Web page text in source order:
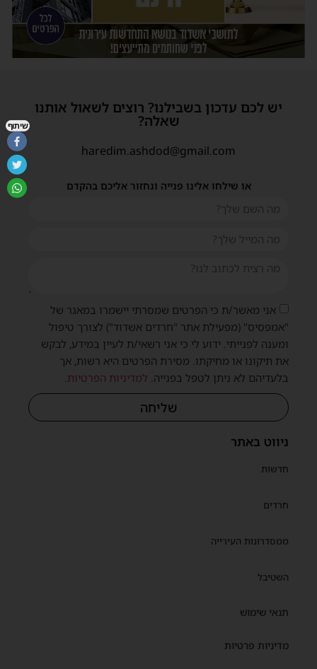
ניווט באתר
חדשות
חרדים
ממסדרונות העירייה
השטיבל
תנאי שימוש
מדיניות פרטיות
יש לכם עדכון בשבילנו? רוצים לשאול אותנו
שאלה?
haredim.ashdod@gmail.com
או שילחו אלינו פנייה ונחזור אליכם בהקדם
אני מאשר/ת כי הפרטים שמסרתי יישמרו במאגר של
"אמפסיס" (מפעילת אתר "חרדים אשדוד") לצורך טיפול
ומענה לפנייתי. ידוע לי כי אני רשאי/ת לעיין במידע, לבקש
את תיקונו או מחיקתו. מסירת הפרטים היא רשות, אך
בלעדיהם לא ניתן לטפל בפנייה. למדיניות הפרטיות.
שליחה
שיתוף